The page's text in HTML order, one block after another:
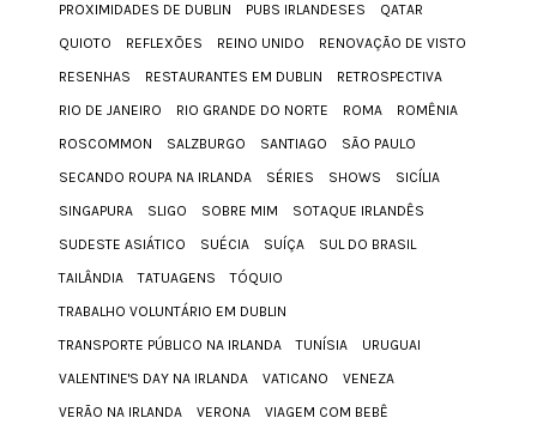
PROXIMIDADES DE DUBLIN
PUBS IRLANDESES
QATAR
QUIOTO
REFLEXÕES REINO UNIDO
RENOVAÇÃO DE VISTO
RESENHAS
RESTAURANTES EM DUBLIN
RETROSPECTIVA
RIO DE JANEIRO
RIO GRANDE DO NORTE ROMA
ROMÊNIA
ROSCOMMON
SALZBURGO SANTIAGO
SÃO PAULO
SECANDO ROUPA NA IRLANDA
SÉRIES SHOWS
SICÍLIA
SINGAPURA
SLIGO SOBRE MIM
SOTAQUE IRLANDÊS
SUDESTE ASIÁTICO
SUÉCIA SUÍÇA
SUL DO BRASIL
TAILÂNDIA
TATUAGENS
TÓQUIO
TRABALHO VOLUNTÁRIO EM DUBLIN
TRANSPORTE PÚBLICO NA IRLANDA
TUNÍSIA
URUGUAI
VALENTINE'S DAY NA IRLANDA
VATICANO
VENEZA
VERÃO NA IRLANDA
VERONA VIAGEM COM BEBÊ